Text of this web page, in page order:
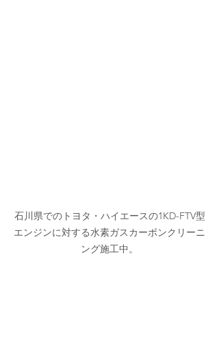
石川県でのトヨタ・ハイエースの1KD-FTV型
エンジンに対する水素ガスカーボンクリーニ
ング施工中。